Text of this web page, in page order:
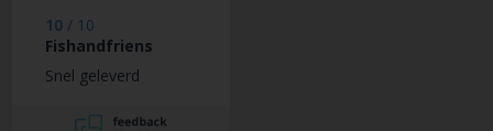
10 / 10
Fishandfriens
Snel geleverd